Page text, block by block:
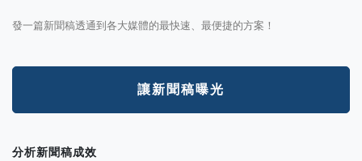
發一篇新聞稿透通到各大媒體的最快速、最便捷的方案！
讓新聞稿曝光
分析新聞稿成效